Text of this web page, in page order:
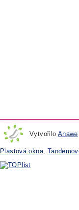
Vytvořilo Anawe
Plastová okna,